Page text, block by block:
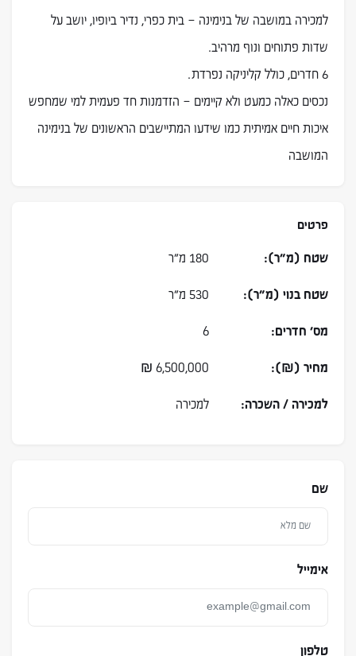
למכירה במושבה של בנימינה – בית כפרי, נדיר ביופיו, יושב על
שדות פתוחים ונוף מרהיב.
6 חדרים, כולל קליניקה נפרדת.
נכסים כאלה כמעט ולא קיימים – הזדמנות חד פעמית למי שמחפש
איכות חיים אמיתית כמו שידעו המתיישבים הראשונים של בנימינה
המושבה
פרטים
שטח (מ״ר): 180 מ״ר
שטח בנוי (מ״ר): 530 מ״ר
מס׳ חדרים: 6
מחיר (₪): 6,500,000
₪
למכירה / השכרה: למכירה
שם
אימייל
טלפון